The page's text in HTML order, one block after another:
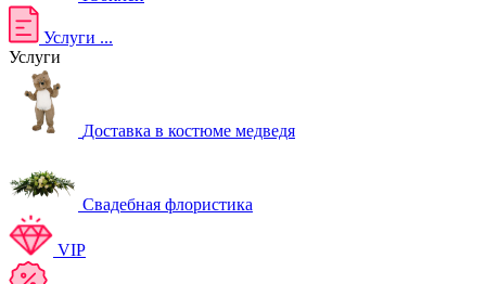
Услуги ...
Услуги
Доставка в костюме медведя
Свадебная флористика
VIP